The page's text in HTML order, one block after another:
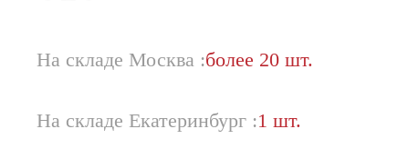
На складе Москва :более 20 шт.
На складе Екатеринбург :1 шт.